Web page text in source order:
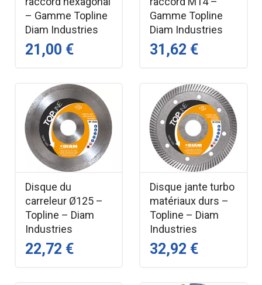
– Gamme Topline
Diam Industries
21,00 €
Gamme Topline
Diam Industries
31,62 €
Disque du
carreleur Ø125 –
Topline – Diam
Industries
22,72 €
Disque jante turbo
matériaux durs –
Topline – Diam
Industries
32,92 €